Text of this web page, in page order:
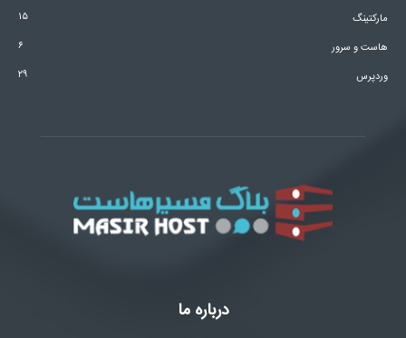
مارکتینگ
۱۵
هاست و سرور
۶
وردپرس
۲۹
درباره ما